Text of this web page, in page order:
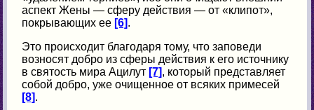
аспект Жены — сферу действия — от «клипот»,
покрывающих ее [6].
Это происходит благодаря тому, что заповеди
возносят добро из сферы действия к его источнику
в святость мира Ацилут [7], который представляет
собой добро, уже очищенное от всяких примесей
[8].